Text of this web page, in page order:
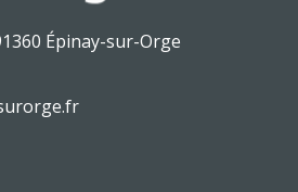
Épinay-sur-Orge